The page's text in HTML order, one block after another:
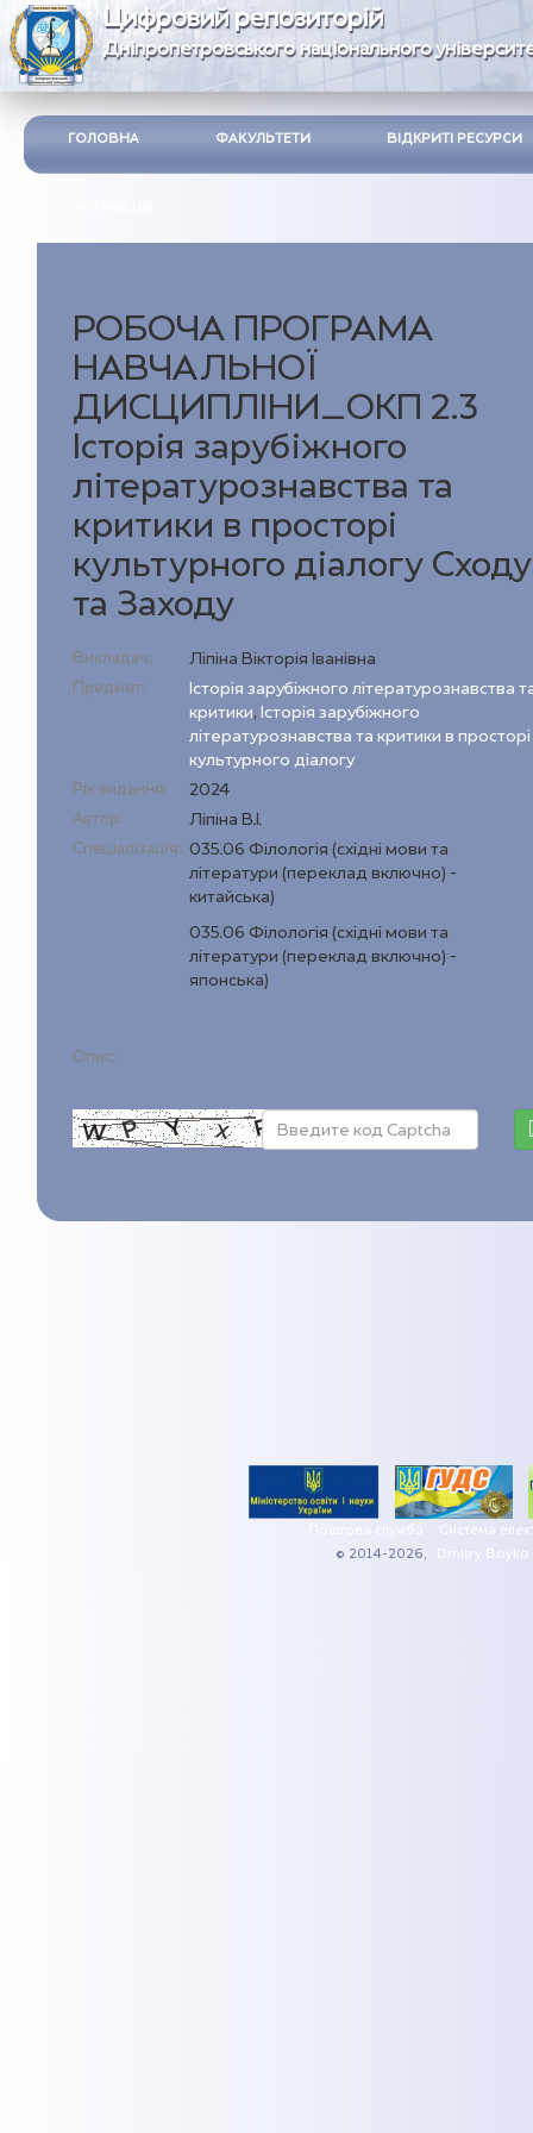
Цифровий репозиторій
Дніпропетровського національного
ГОЛОВНА ФАКУЛЬТЕТИ ВІДКРИТІ РЕСУРСИ
РОБОЧА ПРОГРАМА
НАВЧАЛЬНОЇ
ДИСЦИПЛІНИ_ОКП 2.3
Історія зарубіжного
літературознавства та
критики в просторі
культурного діалогу Сходу
та Заходу
Викладач: Ліпіна Вікторія Іванівна
Предмет:
Історія зарубіжного літературознавства
критики, Історія зарубіжного
літературознавства та критики в просторі
культурного діалогу
Рік видання: 2024
Автор: Ліпіна В.І.
Спеціалізація: 035.06 Філологія (східні мови та
літератури (переклад включно) -
китайська)
035.06 Філологія (східні мови та
літератури (переклад включно) -
японська)
Опис:
Поштова служба
Система
© 2014-2026,
Dmitry Boyko